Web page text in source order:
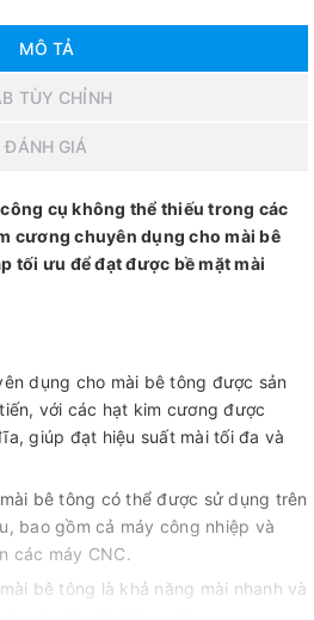
MÔ TẢ
TÙY CHỈNH
ĐÁNH GIÁ
cụ không thể thiếu trong các
cương chuyên dụng cho mài bê
tối ưu để đạt được bề mặt mài
dụng cho mài bê tông được sản
với các hạt kim cương được
giúp đạt hiệu suất mài tối đa và
bê tông có thể được sử dụng trên
bao gồm cả máy công nhiệp và
các máy CNC.
bê tông là khả năng mài nhanh và